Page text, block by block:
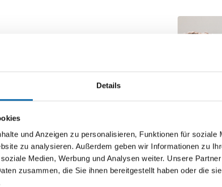
Details
und Anzeigen zu personalisieren, Funktionen für soziale
zu analysieren. Außerdem geben wir Informationen zu
Medien, Werbung und Analysen weiter. Unsere
zusammen, die Sie ihnen bereitgestellt haben oder die
Patientinnen und Patienten. Sie
den Fachbereichen und einer optimalen
vor Ort
interdisziplinäre Teams
Behandlungsergebnisse
übernehmen wir bei Bedarf für Sie